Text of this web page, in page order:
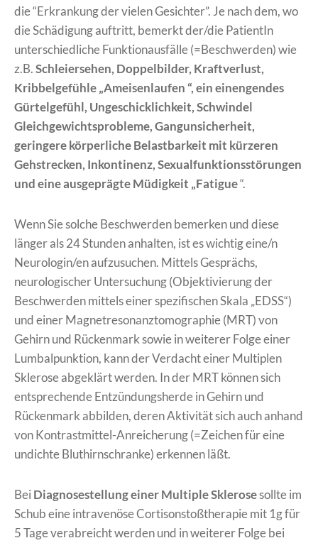
die “Erkrankung der vielen Gesichter”. Je nach dem, wo
die Schädigung auftritt, bemerkt der/die PatientIn
unterschiedliche Funktionausfälle (=Beschwerden) wie
z.B.Schleiersehen, Doppelbilder, Kraftverlust,
Kribbelgefühle „Ameisenlaufen “, ein einengendes
Gürtelgefühl, Ungeschicklichkeit, Schwindel
Gleichgewichtsprobleme, Gangunsicherheit,
geringere körperliche Belastbarkeit mit kürzeren
Gehstrecken, Inkontinenz, Sexualfunktionsstörungen
und eine ausgeprägte Müdigkeit „Fatigue“.
Wenn Sie solche Beschwerden bemerken und diese
länger als 24 Stunden anhalten, ist es wichtig eine/n
Neurologin/en aufzusuchen. Mittels Gesprächs,
neurologischer Untersuchung (Objektivierung der
Beschwerden mittels einer spezifischen Skala „EDSS“)
und einer Magnetresonanztomographie (MRT) von
Gehirn und Rückenmark sowie in weiterer Folge einer
Lumbalpunktion, kann der Verdacht einer Multiplen
Sklerose abgeklärt werden. In der MRT können sich
entsprechende Entzündungsherde in Gehirn und
Rückenmark abbilden, deren Aktivität sich auch anhand
von Kontrastmittel-Anreicherung (=Zeichen für eine
undichte Bluthirnschranke) erkennen läßt.
Bei Diagnosestellung einer Multiple Sklerosesollte im
Schub eine intravenöse Cortisonstoßtherapie mit 1g für
5 Tage verabreicht werden und in weiterer Folge bei